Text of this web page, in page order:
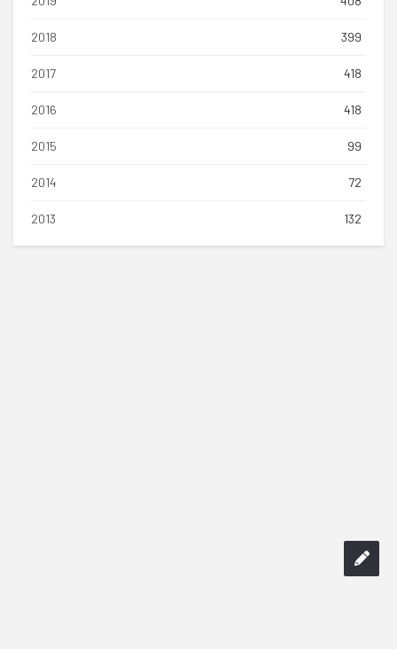
2018 399
2017 418
2016 418
2015 99
2014 72
2013 132